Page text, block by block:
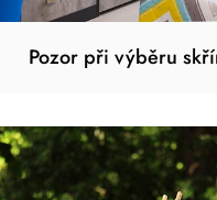
Pozor při výběru